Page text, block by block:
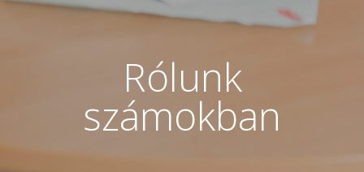
Rólunk
számokban